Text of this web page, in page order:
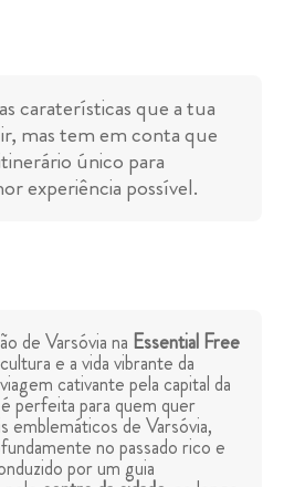
caraterísticas que a tua
mas tem em conta que
único para
experiência possível.
de Varsóvia na Essential Free
e a vida vibrante da
cativante pela capital da
perfeita para quem quer
emblemáticos de Varsóvia,
no passado rico e
por um guia